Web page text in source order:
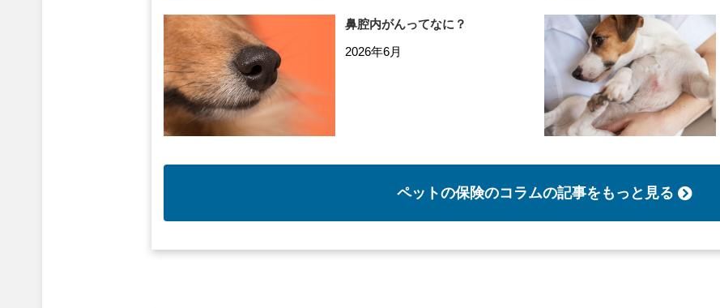
鼻腔内がんってなに？
2026年6月
ペットの保険のコラムの記事をもっと見る